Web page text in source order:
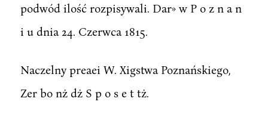
podwód ilość rozpisywali. Dar» w P o z n a n
i u dnia 24. Czerwca 1815.
Naczelny preaei W. Xigstwa Poznańskiego,
Zer bo nż dż S p o s e t tż.